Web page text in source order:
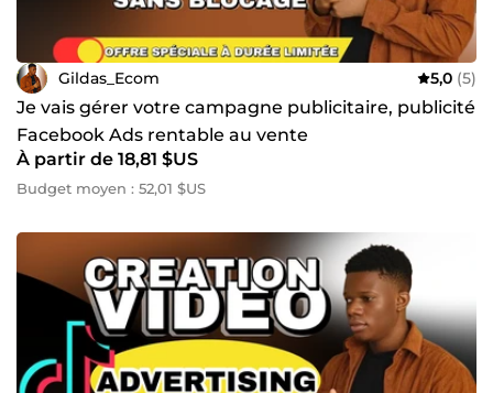
Gildas_Ecom 5,0 (5)
Je vais gérer votre campagne publicitaire, publicité
Facebook Ads rentable au vente
À partir de 18,81 $US
Budget moyen : 52,01 $US